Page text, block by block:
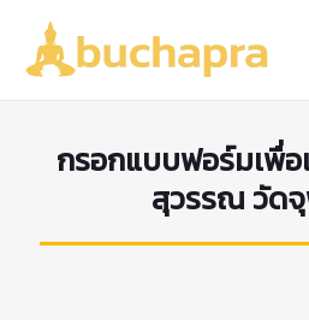
content
กรอกแบบฟอร์มเพื่อ
สุวรรณ วัด